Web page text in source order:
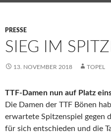
PRESSE
SIEG IM
13. NOVEMBER 2018 TOPEL
TTF-Damen nun auf Platz
Die Damen der TTF Bönen
erwartete Spitzenspiel gegen
für sich entschieden und die